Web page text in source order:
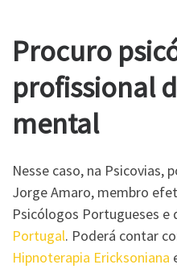
Procuro
profissional
mental
Nesse caso, na Psicovias,
Jorge Amaro, membro
Psicólogos Portugueses e
Portugal. Poderá contar
Hipnoterapia Ericksoniana